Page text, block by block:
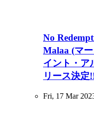
No
Malaa (マ
イント・ア
リース決定
Fri, 17 Mar